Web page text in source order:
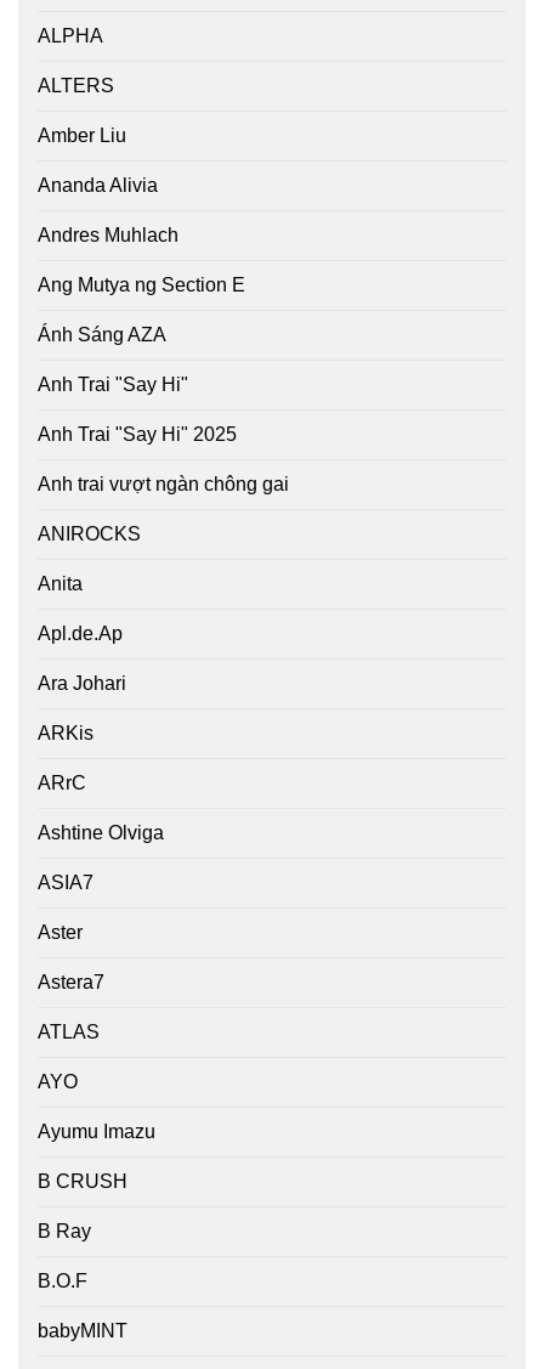
ALPHA
ALTERS
Amber Liu
Ananda Alivia
Andres Muhlach
Ang Mutya ng Section E
Ánh Sáng AZA
Anh Trai "Say Hi"
Anh Trai "Say Hi" 2025
Anh trai vượt ngàn chông gai
ANIROCKS
Anita
Apl.de.Ap
Ara Johari
ARKis
ARrC
Ashtine Olviga
ASIA7
Aster
Astera7
ATLAS
AYO
Ayumu Imazu
B CRUSH
B Ray
B.O.F
babyMINT